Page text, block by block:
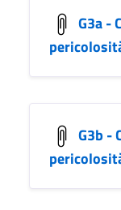
G3a -
G3b -